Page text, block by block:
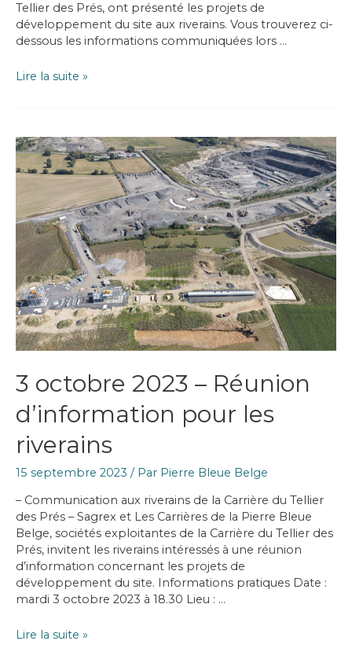
Tellier des Prés, ont présenté les projets de
développement du site aux riverains. Vous trouverez ci-
dessous les informations communiquées lors …
Réunion
présentation
du
contenu
Lire la suite »
3 octobre 2023 – Réunion
d’information pour les
riverains
15 septembre 2023 / Par Pierre Bleue Belge
– Communication aux riverains de la Carrière du Tellier
des Prés – Sagrex et Les Carrières de la Pierre Bleue
Belge, sociétés exploitantes de la Carrière du Tellier des
Prés, invitent les riverains intéressés à une réunion
d’information concernant les projets de
développement du site. Informations pratiques Date :
mardi 3 octobre 2023 à 18.30 Lieu : …
3Lire la suite »